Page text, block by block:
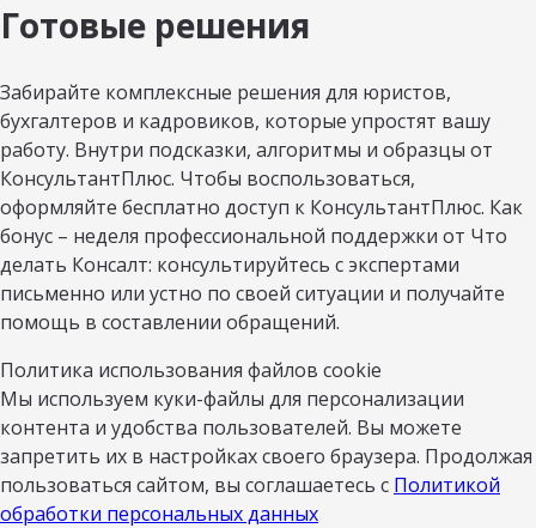
Готовые решения
Забирайте комплексные решения для юристов,
бухгалтеров и кадровиков, которые упростят вашу
работу. Внутри подсказки, алгоритмы и образцы от
КонсультантПлюс. Чтобы воспользоваться,
оформляйте бесплатно доступ к КонсультантПлюс. Как
бонус – неделя профессиональной поддержки от Что
делать Консалт: консультируйтесь с экспертами
письменно или устно по своей ситуации и получайте
помощь в составлении обращений.
Политика использования файлов cookie
Мы используем куки-файлы для персонализации
контента и удобства пользователей. Вы можете
запретить их в настройках своего браузера. Продолжая
пользоваться сайтом, вы соглашаетесь с Политикой
обработки персональных данных